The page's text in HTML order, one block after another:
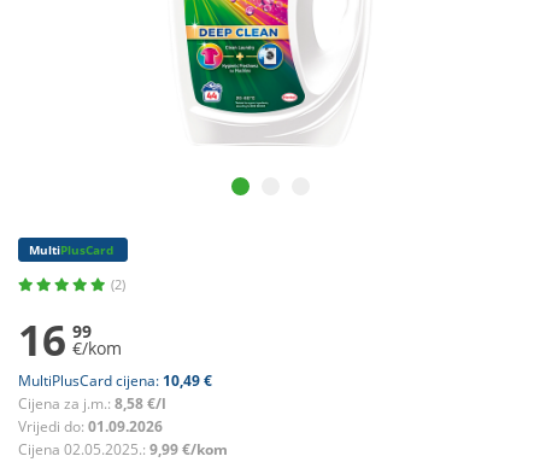
MultiPlusCard
(2)
16 99
€/kom
MultiPlusCard cijena: 10,49 €
Cijena za j.m.: 8,58 €/l
Vrijedi do: 01.09.2026
Cijena 02.05.2025.: 9,99 €/kom